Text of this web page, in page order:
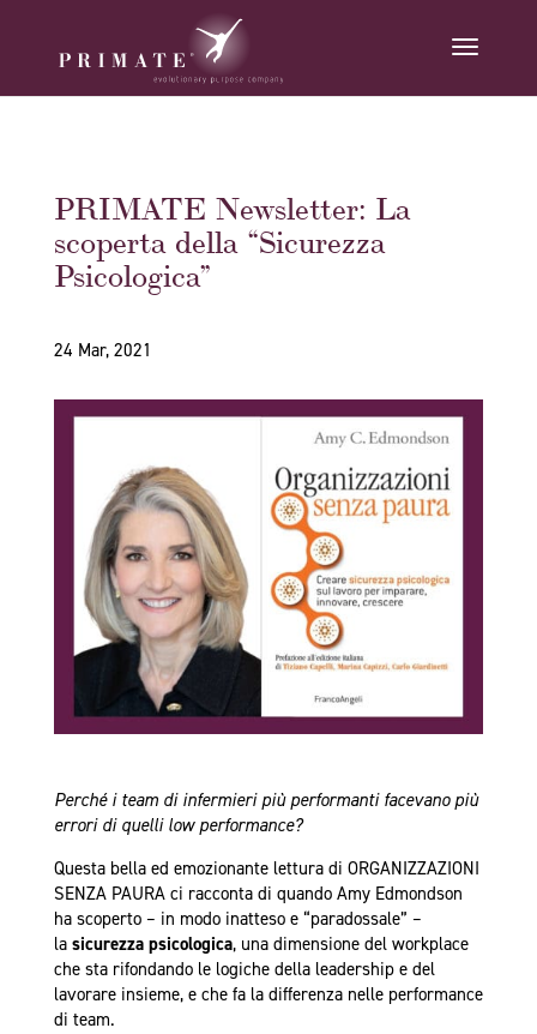
PRIMATE Newsletter: La
scoperta della “Sicurezza
Psicologica”
24 Mar, 2021
Perché i team di infermieri più performanti facevano più
errori di quelli low performance?
Questa bella ed emozionante lettura di ORGANIZZAZIONI
SENZA PAURA ci racconta di quando Amy Edmondson
ha scoperto – in modo inatteso e “paradossale” –
la sicurezza psicologica, una dimensione del workplace
che sta rifondando le logiche della leadership e del
lavorare insieme, e che fa la differenza nelle performance
di team.